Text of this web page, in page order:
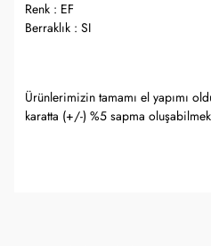
Renk : EF
Berraklık : SI
Ürünlerimizin tamamı el yapımı
karatta (+/-) %5 sapma